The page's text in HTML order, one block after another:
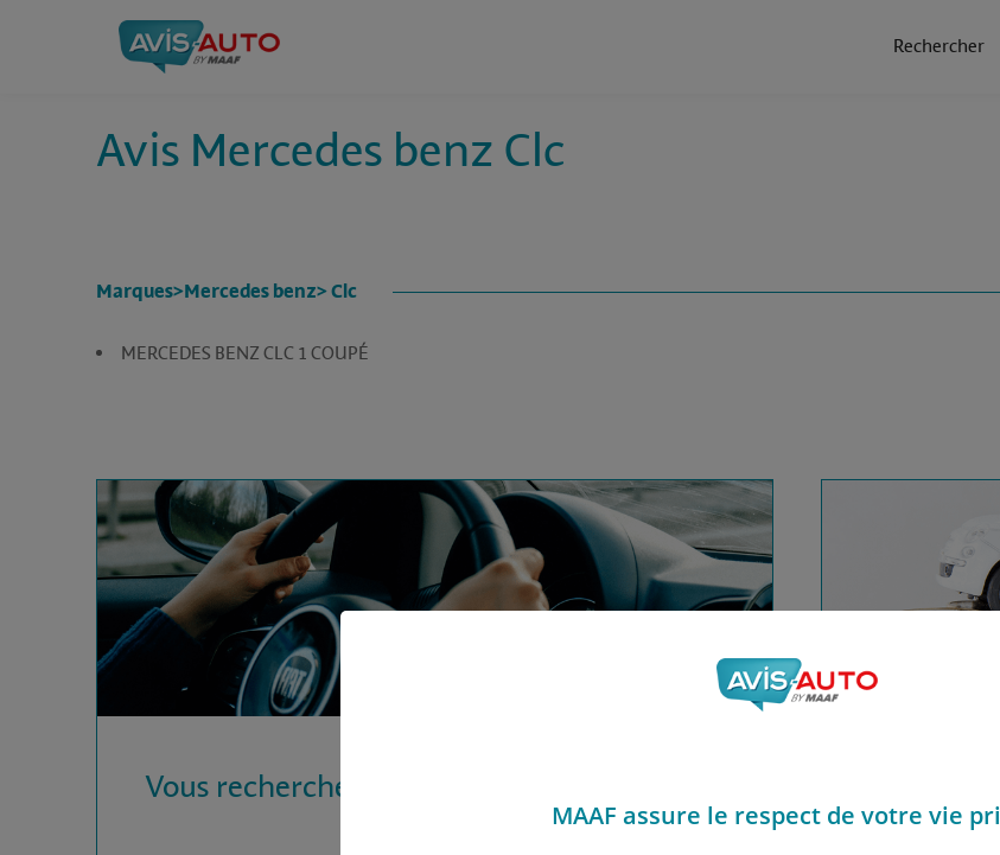
Rechercher
Avis Mercedes benz Clc
Marques>Mercedes benz> Clc
MERCEDES BENZ CLC 1 COUPÉ
Vous recherchez une assurance automobile
MAAF assure le respect de votre vie